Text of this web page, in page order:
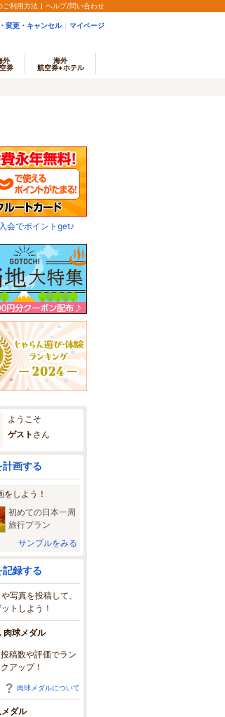
ご利用方法 ヘルプ/問い合わせ
変更・キャンセル マイページ
外
券
海外
航空券+ホテル
る
会でポイントget♪
ようこそ
ゲスト さん
計画する
をしよう！
初めての日本一周
旅行プラン
サンプルをみる
記録する
写真を投稿して、
トしよう！
肉球メダル
投稿数や評価でラン
クアップ！
肉球メダルについて
ダル